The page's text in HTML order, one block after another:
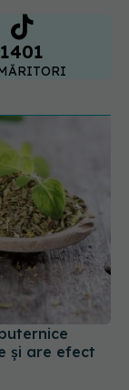
și are efect